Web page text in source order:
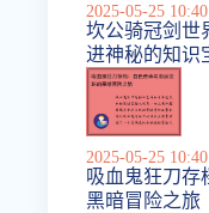
2025-05-25
坎公骑冠剑世
进神秘的知识
2025-05-25
吸血鬼狂刀存
黑暗冒险之旅